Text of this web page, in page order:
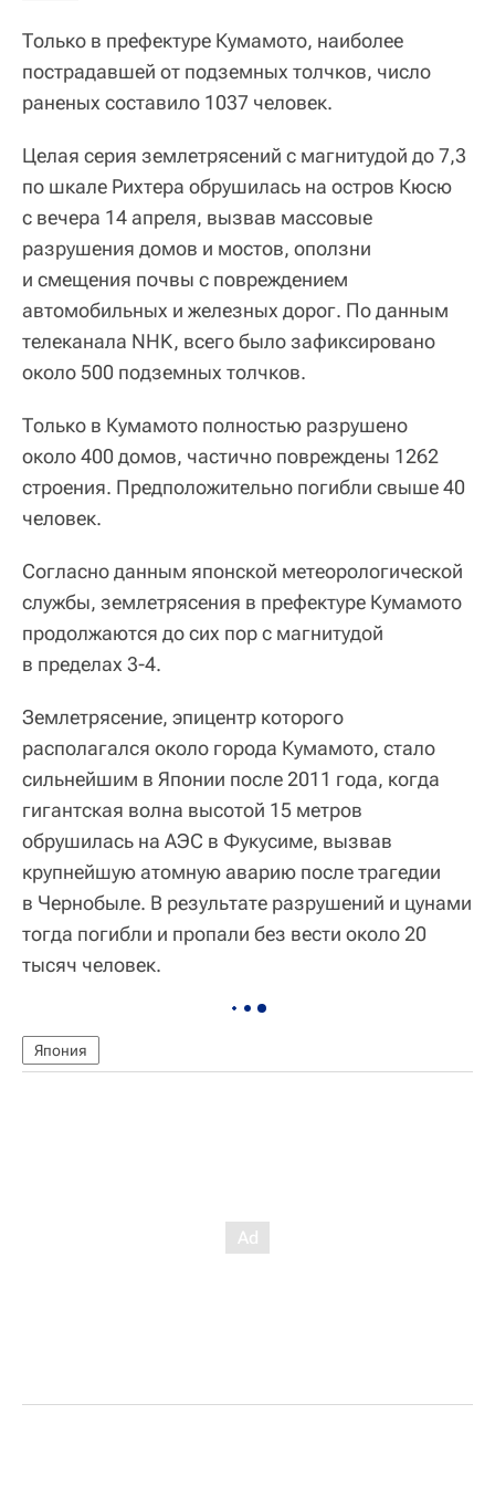
Только в префектуре Кумамото, наиболее
пострадавшей от подземных толчков, число
раненых составило 1037 человек.
Целая серия землетрясений с магнитудой до 7,3
по шкале Рихтера обрушилась на остров Кюсю
с вечера 14 апреля, вызвав массовые
разрушения домов и мостов, оползни
и смещения почвы с повреждением
автомобильных и железных дорог. По данным
телеканала NHK, всего было зафиксировано
около 500 подземных толчков.
Только в Кумамото полностью разрушено
около 400 домов, частично повреждены 1262
строения. Предположительно погибли свыше 40
человек.
Согласно данным японской метеорологической
службы, землетрясения в префектуре Кумамото
продолжаются до сих пор с магнитудой
в пределах 3-4.
Землетрясение, эпицентр которого
располагался около города Кумамото, стало
сильнейшим в Японии после 2011 года, когда
гигантская волна высотой 15 метров
обрушилась на АЭС в Фукусиме, вызвав
крупнейшую атомную аварию после трагедии
в Чернобыле. В результате разрушений и цунами
тогда погибли и пропали без вести около 20
тысяч человек.
Япония